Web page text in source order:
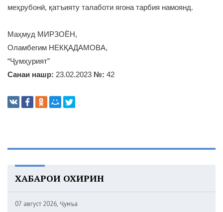
меҳрубонӣ, қатъияту талаботи ягона тарбия намоянд.
Маҳмуд МИРЗОЁН,
Оламбегим НЕКҚАДАМОВА,
“Ҷумҳурият”
Санаи нашр: 23.02.2023 №: 42
ХАБАРҲОИ ОХИРИН
07 август 2026, Ҷумъа